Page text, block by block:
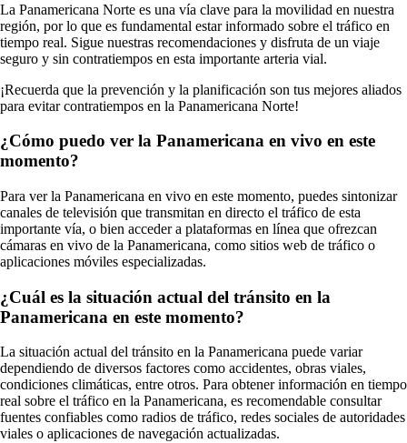
La Panamericana Norte es una vía clave para la movilidad en nuestra
región, por lo que es fundamental estar informado sobre el tráfico en
tiempo real. Sigue nuestras recomendaciones y disfruta de un viaje
seguro y sin contratiempos en esta importante arteria vial.
¡Recuerda que la prevención y la planificación son tus mejores aliados
para evitar contratiempos en la Panamericana Norte!
¿Cómo puedo ver la Panamericana en vivo en este
momento?
Para ver la Panamericana en vivo en este momento, puedes sintonizar
canales de televisión que transmitan en directo el tráfico de esta
importante vía, o bien acceder a plataformas en línea que ofrezcan
cámaras en vivo de la Panamericana, como sitios web de tráfico o
aplicaciones móviles especializadas.
¿Cuál es la situación actual del tránsito en la
Panamericana en este momento?
La situación actual del tránsito en la Panamericana puede variar
dependiendo de diversos factores como accidentes, obras viales,
condiciones climáticas, entre otros. Para obtener información en tiempo
real sobre el tráfico en la Panamericana, es recomendable consultar
fuentes confiables como radios de tráfico, redes sociales de autoridades
viales o aplicaciones de navegación actualizadas.